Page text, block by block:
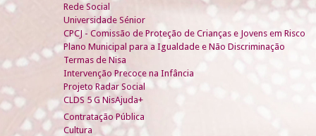
Rede Social
Universidade Sénior
CPCJ - Comissão de Proteção de Crianças e Jovens em Risco
Plano Municipal para a Igualdade e Não Discriminação
Termas de Nisa
Intervenção Precoce na Infância
Projeto Radar Social
CLDS 5 G NisAjuda+
Contratação Pública
Cultura